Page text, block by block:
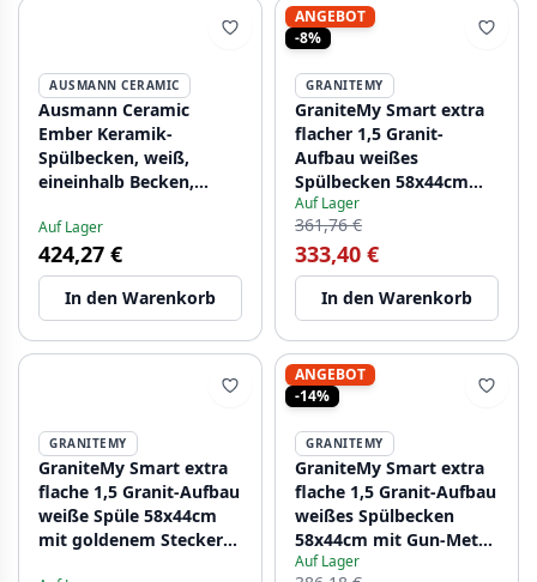
AUSMANN CERAMIC
Ausmann Ceramic
Ember Keramik-
Spülbecken, weiß,
eineinhalb Becken,
495 x 370 mm, mit
Edelstahlstopfen
1208970736
Auf Lager
424,27 €
In den Warenkorb
ANGEBOT
-8%
GRANITEMY
GraniteMy Smart extra
flacher 1,5 Granit-
Aufbau weißes
Spülbecken 58x44cm
mit Kupfer-Stecker
1208970052
Auf Lager
361,76 €
333,40 €
In den Warenkorb
GRANITEMY
GraniteMy Smart extra
flache 1,5 Granit-Aufbau
weiße Spüle 58x44cm
mit goldenem Stecker
ANGEBOT
-14%
GRANITEMY
GraniteMy Smart extra
flache 1,5 Granit-Aufbau
weißes Spülbecken
58x44cm mit Gun-Metal-
Stecker1208971225
Auf Lager